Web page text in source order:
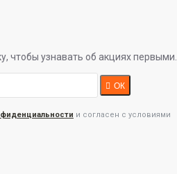
чтобы узнавать об акциях первыми.
ОК
и согласен с условиями